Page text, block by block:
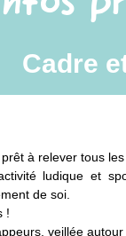
Cadre
à relever tous
ludique et
de soi.
!
veillée